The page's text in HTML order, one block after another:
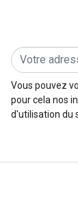
Vous pouvez
pour cela nos
d'utilisation du